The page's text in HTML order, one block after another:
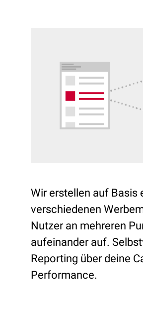
Wir erstellen auf Basis
verschiedenen
Nutzer an mehreren
aufeinander auf.
Reporting über deine
Performance.